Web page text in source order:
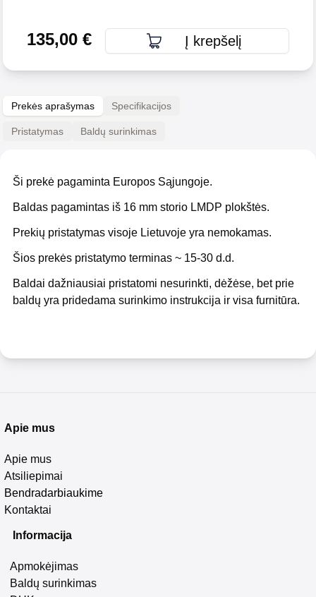
135,00€ Į krepšelį
Prekės aprašymas Specifikacijos
Pristatymas Baldų surinkimas
Ši prekė pagaminta Europos Sąjungoje.
Baldas pagamintas iš 16 mm storio LMDP plokštės.
Prekių pristatymas visoje Lietuvoje yra nemokamas.
Šios prekės pristatymo terminas ~ 15-30 d.d.
Baldai dažniausiai pristatomi nesurinkti, dėžėse, bet prie
baldų yra pridedama surinkimo instrukcija ir visa furnitūra.
Apie mus
Apie mus
Atsiliepimai
Bendradarbiaukime
Kontaktai
Informacija
Apmokėjimas
Baldų surinkimas